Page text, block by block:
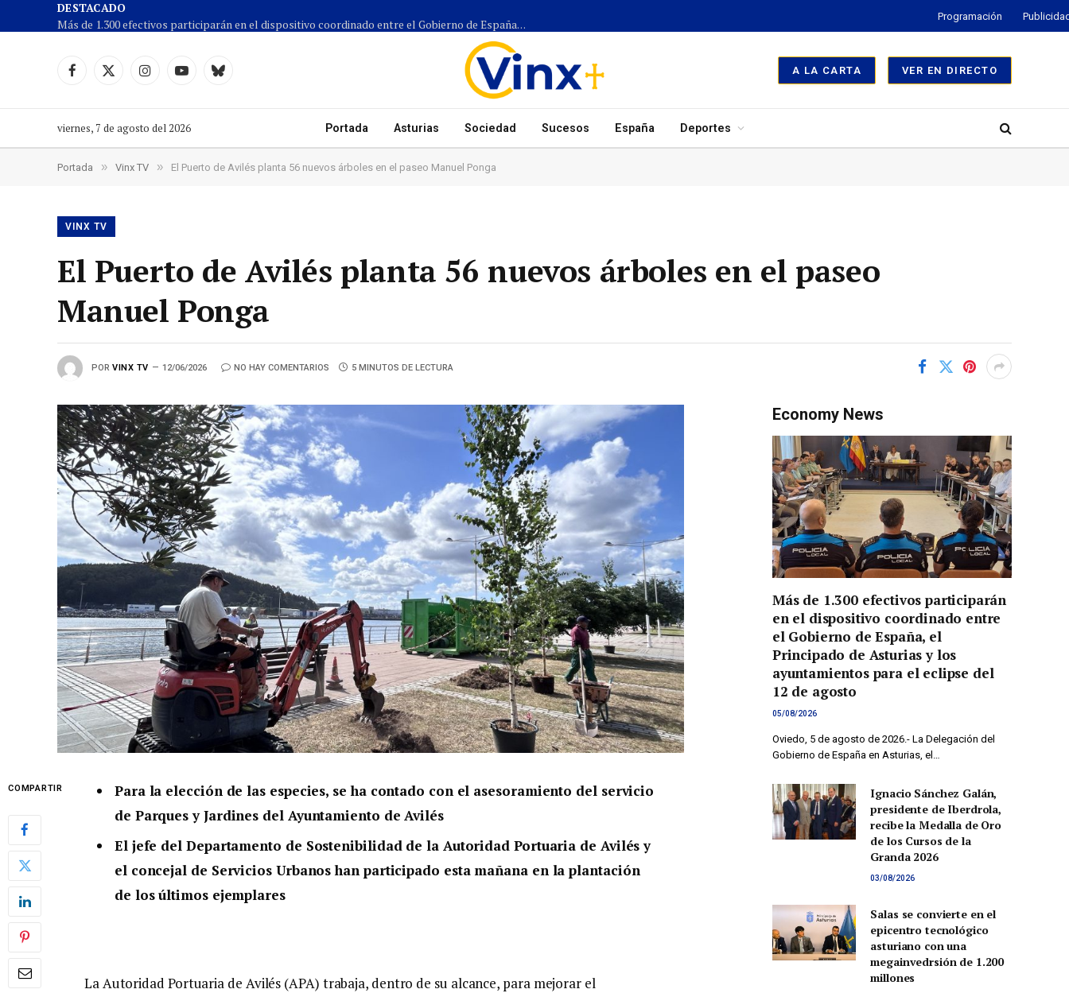
DESTACADO
Más de 1.300 efectivos participarán en el dispositivo coordinado entre el Gobierno de España, el Principado de Asturias y los ayuntamientos para el eclipse del 12 de agosto
Programación
Facebook
X
InstagramYouTubeCielo
A LA CARTA VER EN DIRECTO
viernes, 7 de agosto del 2026 Portada Asturias Sociedad Sucesos España Deportes
Portada » Vinx TV » El Puerto de Avilés planta 56 nuevos árboles en el paseo Manuel Ponga
VINX TV
El Puerto de Avilés planta 56 nuevos árboles en el paseo
Manuel Ponga
POR VINX TV 12/06/2026 NO HAY COMENTARIOS 5 MINUTOS DE LECTURA
COMPARTIR
Para la elección de las especies, se ha contado con el asesoramiento del servicio
de Parques y Jardines del Ayuntamiento de Avilés
El jefe del Departamento de Sostenibilidad de la Autoridad Portuaria de Avilés y
el concejal de Servicios Urbanos han participado esta mañana en la plantación
de los últimos ejemplares
La Autoridad Portuaria de Avilés (APA) trabaja, dentro de su alcance, para mejorar el
Economy News
Más de 1.300 efectivos participarán
en el dispositivo coordinado entre
el Gobierno de España, el
Principado de Asturias y los
ayuntamientos para el eclipse del
12 de agosto
05/08/2026
Oviedo, 5 de agosto de 2026.- La Delegación del
Gobierno de España en Asturias, el…
Ignacio Sánchez Galán,
presidente de Iberdrola,
recibe la Medalla de Oro
de los Cursos de la
Granda 2026
03/08/2026
Salas se convierte en el
epicentro tecnológico
asturiano con una
megainvedrsión de 1.200
millones